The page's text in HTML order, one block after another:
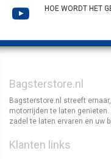
HOE WORDT HET
Bagsterstore.nl
Bagsterstore.nl streeft
motorrijden te laten
zadel te laten ervaren en uw
Klanten links